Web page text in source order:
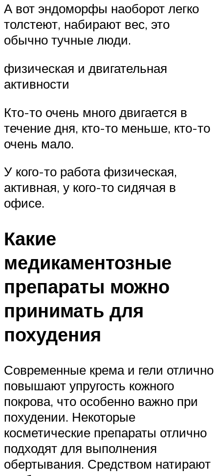
А вот эндоморфы наоборот легко
толстеют, набирают вес, это
обычно тучные люди.
физическая и двигательная
активности
Кто-то очень много двигается в
течение дня, кто-то меньше, кто-то
очень мало.
У кого-то работа физическая,
активная, у кого-то сидячая в
офисе.
Какие
медикаментозные
препараты можно
принимать для
похудения
Современные крема и гели отлично
повышают упругость кожного
покрова, что особенно важно при
похудении. Некоторые
косметические препараты отлично
подходят для выполнения
обертывания. Средством натирают